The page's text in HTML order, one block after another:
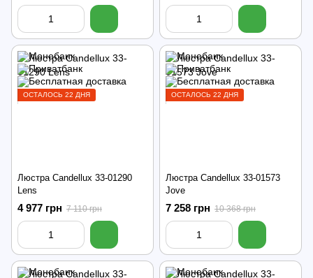
ОСТАЛОСЬ 22 ДНЯ
Люстра Candellux 33-01290
Lens
4 977 грн 7 110 грн
ОСТАЛОСЬ 22 ДНЯ
Люстра Candellux 33-01573
Jove
7 258 грн 10 368 грн